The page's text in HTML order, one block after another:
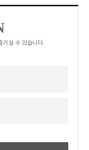
기실 수 있습니다.